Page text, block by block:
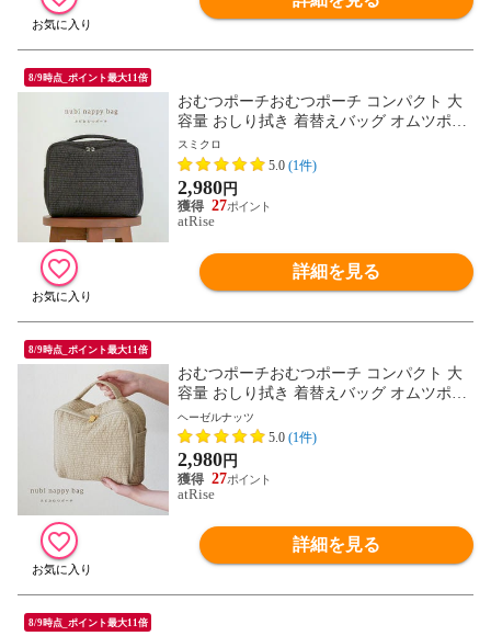
8/9時点_ポイント最大11倍
おむつポーチおむつポーチ コンパクト 大
容量 おしり拭き 着替えバッグ オムツポー
チ おむつ入れ ベビー おむつバッグ かわい
い 韓国 ヌビ ナチュラル トラベルポーチ
ポーチ 赤ちゃん シンプル ギフト
スミクロ
5.0 (1件)
2,980円
27
atRise
詳細を見る
8/9時点_ポイント最大11倍
おむつポーチおむつポーチ コンパクト 大
容量 おしり拭き 着替えバッグ オムツポー
チ おむつ入れ ベビー おむつバッグ かわい
い 韓国 ヌビ ナチュラル トラベルポーチ
ポーチ 赤ちゃん シンプル ギフト
ヘーゼルナッツ
5.0 (1件)
2,980円
27
atRise
詳細を見る
8/9時点_ポイント最大11倍